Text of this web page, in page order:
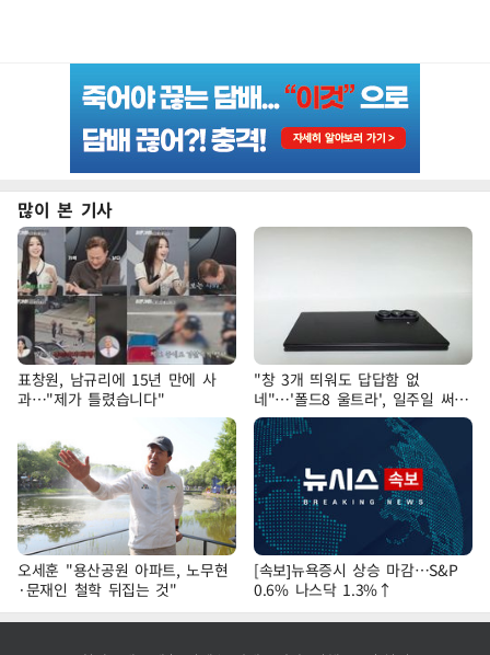
많이 본 기사
표창원, 남규리에 15년 만에 사
과…"제가 틀렸습니다"
"창 3개 띄워도 답답함 없
네"…'폴드8 울트라', 일주일 써보
니
오세훈 "용산공원 아파트, 노무현
·문재인 철학 뒤집는 것"
[속보]뉴욕증시 상승 마감…S&P
0.6% 나스닥 1.3%↑